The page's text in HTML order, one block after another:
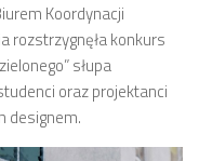
Koordynacji
rozstrzygnęła konkurs
słupa
oraz projektanci
designem.